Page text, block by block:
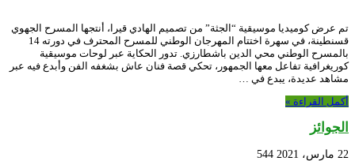
تم عرض كوميديا موسيقية “الجثة” من تصميم الهادي قيرا، أنتجها المسرح الجهوي
قسنطينة، في سهرة اختتام المهرجان الوطني للمسرح المحترف في دورته 14
بالمسرح الوطني محي الدين باشطارزي. تدور الحكاية عبر لوحات موسيقية
كوريغرافية تفاعل معها الجمهور، تحكي قصة فنان عاش بشغفه الفن وأبدع فيه عبر
مشاهد عديدة، يبدع في …
أكمل القراءة »
الجوائز
22 مارس، 2021 544